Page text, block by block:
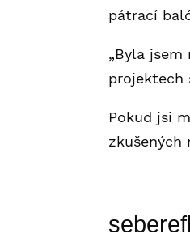
pátrací
„Byla
projektech
Pokud jsi
zkušených